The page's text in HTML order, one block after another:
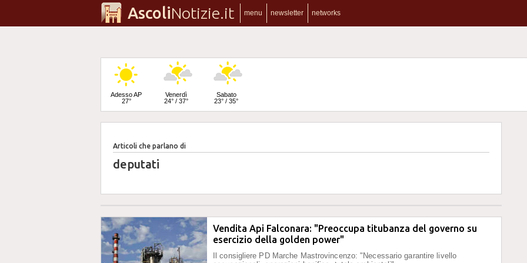
AscoliNotizie.it menu newsletter networks
Adesso AP
27°
Venerdì
24° / 37°
Sabato
23° / 35°
Domenica
22° / 34°
Articoli che parlano di
deputati
Vendita Api Falconara: "Preoccupa titubanza del governo su
esercizio della golden power"
Il consigliere PD Marche Mastrovincenzo: "Necessario garantire livello